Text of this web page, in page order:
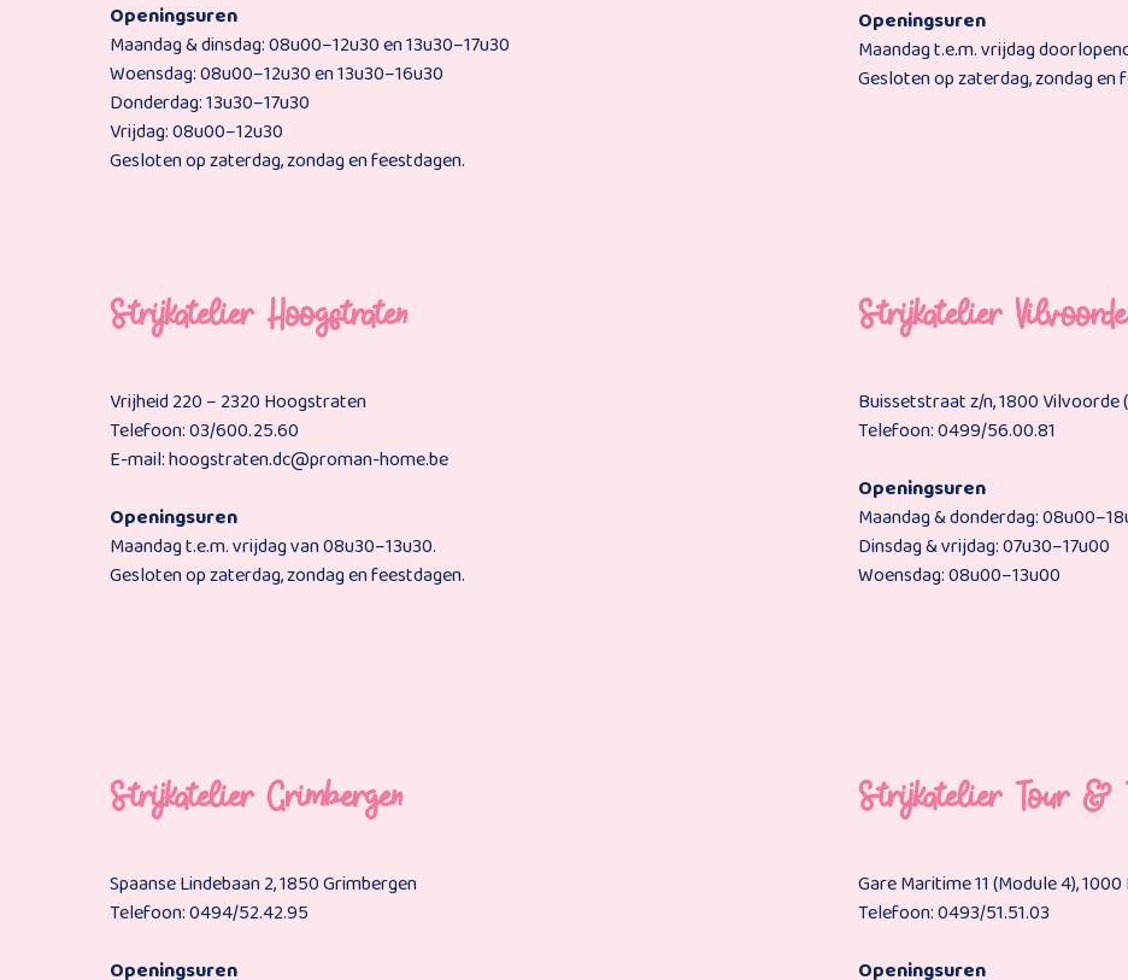
Openingsuren
Maandag & dinsdag: 08u00–12u30 en 13u30–17u30
Woensdag: 08u00–12u30 en 13u30–16u30
Donderdag: 13u30–17u30
Vrijdag: 08u00–12u30
Gesloten op zaterdag, zondag en feestdagen.
Openingsuren
Maandag t.e.m. vrijdag
Gesloten op zaterdag, zondag en
Strijkatelier Hoogstraten
Vrijheid 220 – 2320 Hoogstraten
Telefoon: 03/600.25.60
E-mail: hoogstraten.dc@proman-home.be
Openingsuren
Maandag t.e.m. vrijdag van 08u30–13u30.
Gesloten op zaterdag, zondag en feestdagen.
Strijkatelier Vilvoorde
Buissetstraat z/n, 1800 Vilvoorde
Telefoon: 0499/56.00.81
Openingsuren
Maandag & donderdag:
Dinsdag & vrijdag: 07u30–17u00
Woensdag: 08u00–13u00
Strijkatelier Grimbergen
Spaanse Lindebaan 2, 1850 Grimbergen
Telefoon: 0494/52.42.95
Openingsuren
Strijkatelier Tour &
Gare Maritime 11 (Module 4),
Telefoon: 0493/51.51.03
Openingsuren